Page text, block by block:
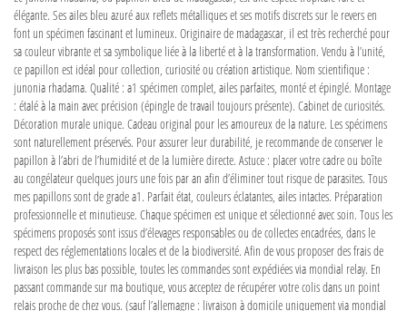
élégante. Ses ailes bleu azuré aux reflets métalliques et ses motifs discrets sur le revers en
font un spécimen fascinant et lumineux. Originaire de madagascar, il est très recherché pour
sa couleur vibrante et sa symbolique liée à la liberté et à la transformation. Vendu à l’unité,
ce papillon est idéal pour collection, curiosité ou création artistique. Nom scientifique :
junonia rhadama. Qualité : a1 spécimen complet, ailes parfaites, monté et épinglé. Montage
: étalé à la main avec précision (épingle de travail toujours présente). Cabinet de curiosités.
Décoration murale unique. Cadeau original pour les amoureux de la nature. Les spécimens
sont naturellement préservés. Pour assurer leur durabilité, je recommande de conserver le
papillon à l’abri de l’humidité et de la lumière directe. Astuce : placer votre cadre ou boîte
au congélateur quelques jours une fois par an afin d’éliminer tout risque de parasites. Tous
mes papillons sont de grade a1. Parfait état, couleurs éclatantes, ailes intactes. Préparation
professionnelle et minutieuse. Chaque spécimen est unique et sélectionné avec soin. Tous les
spécimens proposés sont issus d’élevages responsables ou de collectes encadrées, dans le
respect des réglementations locales et de la biodiversité. Afin de vous proposer des frais de
livraison les plus bas possible, toutes les commandes sont expédiées via mondial relay. En
passant commande sur ma boutique, vous acceptez de récupérer votre colis dans un point
relais proche de chez vous. (sauf l’allemagne : livraison à domicile uniquement via mondial